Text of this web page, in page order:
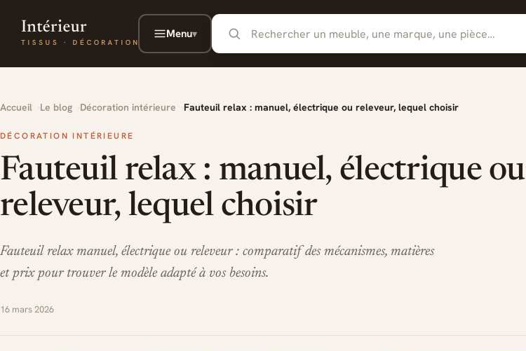
Menu▾
Accueil Le blog Décoration intérieure Fauteuil relax : manuel, électrique ou releveur, lequel choisir
DÉCORATION INTÉRIEURE
Fauteuil relax : manuel, électrique ou
releveur, lequel choisir
Fauteuil relax manuel, électrique ou releveur : comparatif des mécanismes, matières
et prix pour trouver le modèle adapté à vos besoins.
16 mars 2026